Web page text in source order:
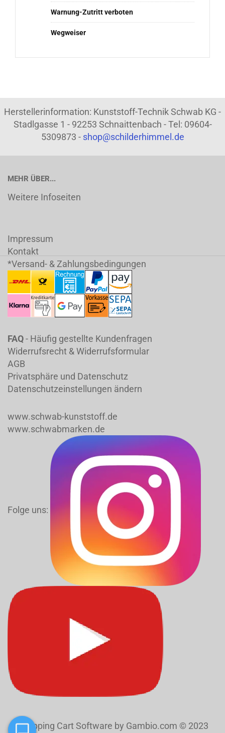
Warnung-Zutritt verboten
Wegweiser
Herstellerinformation: Kunststoff-Technik Schwab KG -
Stadlgasse 1 - 92253 Schnaittenbach - Tel: 09604-
5309873 - shop@schilderhimmel.de
MEHR ÜBER...
Weitere Infoseiten
Impressum
Kontakt
*Versand- & Zahlungsbedingungen
FAQ- Häufig gestellte Kundenfragen
Widerrufsrecht & Widerrufsformular
AGB
Privatsphäre und Datenschutz
Datenschutzeinstellungen ändern
www.schwab-kunststoff.de
www.schwabmarken.de
Folge uns:
Shopping Cart Software by Gambio.com © 2023